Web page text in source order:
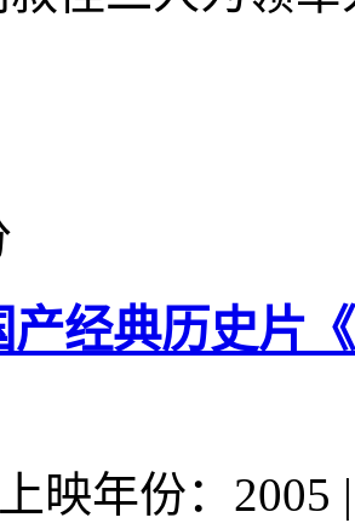
产经典历史片
上映年份：2005 |